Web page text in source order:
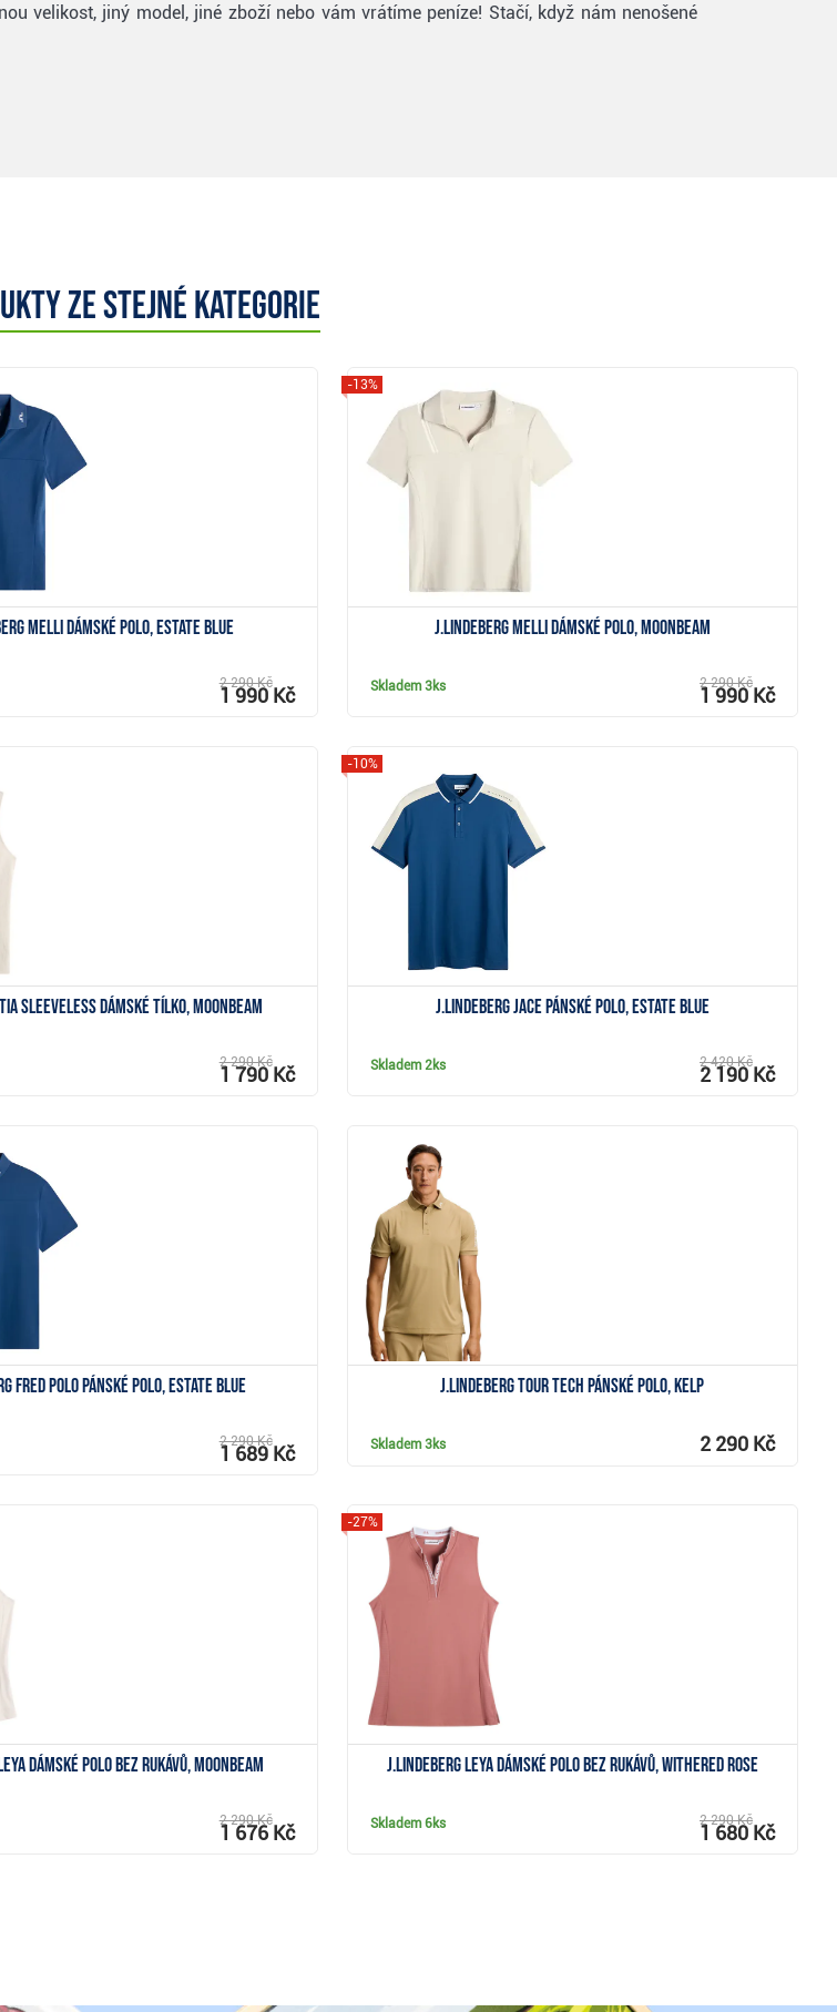
velikost, jiný model, jiné zboží nebo vám vrátíme peníze! Stačí, když nám nenošené
ze stejné kategorie
Melli dámské polo, estate blue
2 290 Kč
1 990 Kč
Zobrazit
J.Lindeberg Melli dámské polo, moonbeam
-13%
Skladem3ks 2 290 Kč
1 990 Kč
Zobrazit
Sleeveless dámské tílko, moonbeam
2 290 Kč
1 790 Kč
J.Lindeberg Jace pánské polo, Estate Blue
-10%
Skladem2ks 2 420 Kč
2 190 Kč
Fred Polo pánské polo, Estate Blue
2 290 Kč
1 689 Kč
J.Lindeberg Tour Tech pánské polo, kelp
Skladem3ks 2 290 Kč
dámské polo bez rukávů, moonbeam
2 290 Kč
1 676 Kč
J.Lindeberg Leya dámské polo bez rukávů, withered rose
-27%
Skladem6ks 2 290 Kč
1 680 Kč